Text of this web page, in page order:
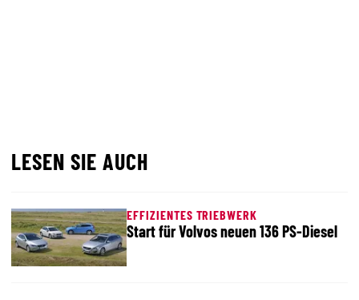
LESEN SIE AUCH
EFFIZIENTES TRIEBWERK
Start für Volvos neuen 136 PS-Diesel